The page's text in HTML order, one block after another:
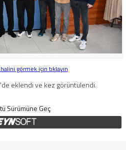
görmek için tıklayın
eklendi ve kez görüntülendi.
Sürümüne Geç